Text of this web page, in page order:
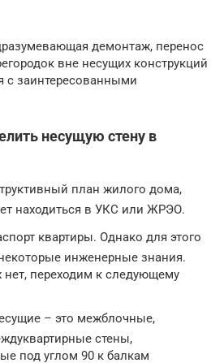
демонтаж, перенос
вне несущих конструкций
с заинтересованными
несущую стену в
план жилого дома,
находиться в УКС или ЖРЭО.
квартиры. Однако для этого
инженерные знания.
нет, переходим к следующему
– это межблочные,
стены,
под углом 90 к балкам